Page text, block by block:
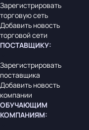
Зарегистрировать
торговую сеть
Добавить новость
торговой сети
ПОСТАВЩИКУ:
Зарегистрировать
поставщика
Добавить новость
компании
ОБУЧАЮЩИМ
КОМПАНИЯМ: